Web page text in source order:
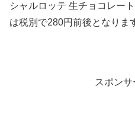
シャルロッテ 生チョコレー
は税別で280円前後となりま
スポンサ